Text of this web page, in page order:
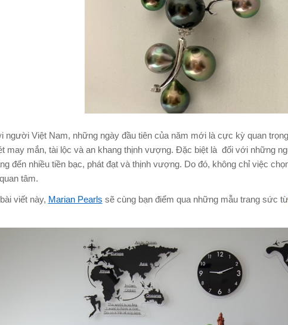
người Việt Nam, những ngày đầu tiên của năm mới là cực kỳ quan
may mắn, tài lộc và an khang thịnh vượng. Đặc biệt là đối với những
đến nhiều tiền bạc, phát đạt và thịnh vượng. Do đó, không chỉ việc
tâm.
viết này, Marian Pearls sẽ cùng bạn điểm qua những mẫu trang sức từ